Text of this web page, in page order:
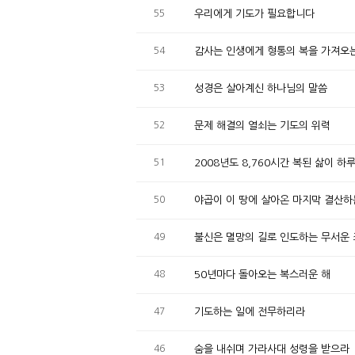
55 우리에게 기도가 필요합니다
54 감사는 인생에게 형통의 복을 가져오
53 성경은 살아계신 하나님의 말씀
52 문제 해결의 열쇠는 기도의 위력
51 2008년도 8,760시간 복된 삶이 하루
50 야곱이 이 땅에 살아온 마지막 결산하
49 불신은 멸망의 길로 인도하는 무서운
48 50년마다 돌아오는 복스러운 해
47 기도하는 일에 전무하리라
46 숨을 내쉬며 가라사대 성령을 받으라